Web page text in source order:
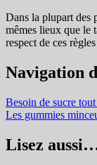
Dans la plupart des
mêmes lieux que le
respect de ces
Navigation
Besoin de sucre
Les gummies
Lisez